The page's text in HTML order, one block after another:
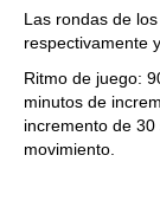
Las rondas de
respectivamente
Ritmo de juego:
minutos de
incremento de
movimiento.